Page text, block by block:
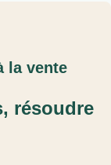
résoudre
la vente